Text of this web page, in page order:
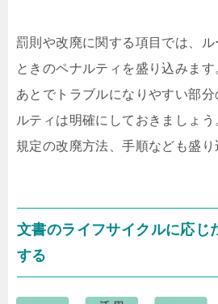
罰則や改廃に関する項目では、
ときのペナルティを盛り込みます
あとでトラブルになりやすい部
ルティは明確にしておきましょう
規定の改廃方法、手順なども盛り
文書のライフサイクルに応じ
する